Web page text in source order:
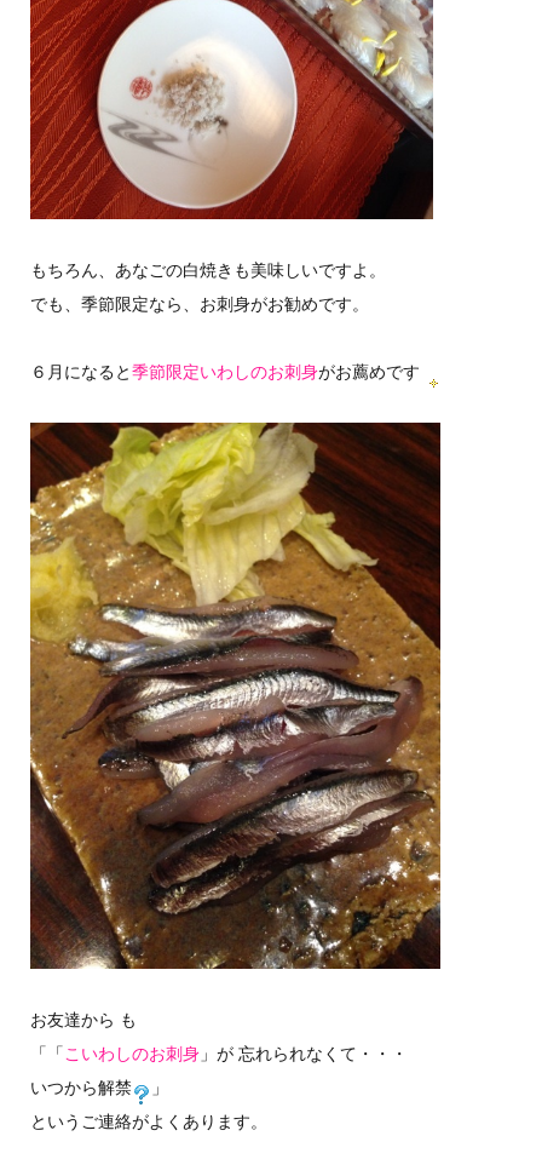
もちろん、あなごの白焼きも美味しいですよ。
でも、季節限定なら、お刺身がお勧めです。
６月になると季節限定いわしのお刺身がお薦めです
お友達から も
「「 こいわしのお刺身」が 忘れられなくて・・・
いつから解禁
」
というご連絡がよくあります。